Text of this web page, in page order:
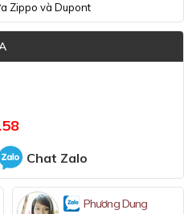
Zippo và Dupont
Chat Zalo
Phương Dung